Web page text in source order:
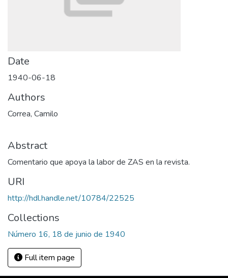
Date
1940-06-18
Authors
Correa, Camilo
Abstract
Comentario que apoya la labor de ZAS en la revista.
URI
http://hdl.handle.net/10784/22525
Collections
Número 16, 18 de junio de 1940
Full item page